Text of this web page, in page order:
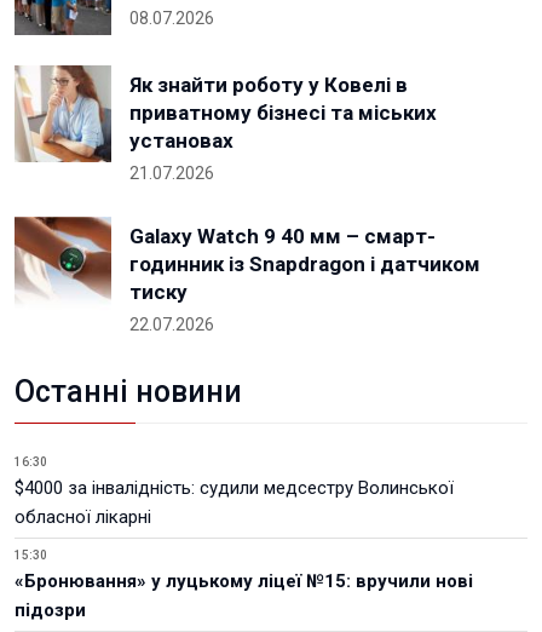
08.07.2026
Як знайти роботу у Ковелі в
приватному бізнесі та міських
установах
21.07.2026
Galaxy Watch 9 40 мм – смарт-
годинник із Snapdragon і датчиком
тиску
22.07.2026
Останні новини
16:30
$4000 за інвалідність: судили медсестру Волинської
обласної лікарні
15:30
«Бронювання» у луцькому ліцеї №15: вручили нові
підозри